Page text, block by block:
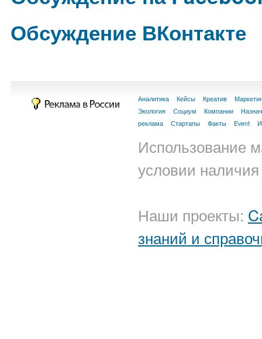
Обсуждение ВКонтакте
Аналитика Кейсы Креатив
Экология
Социум Компании
реклама
Стартапы Факты Event
Использование
условии
Наши проекты:
знаний и